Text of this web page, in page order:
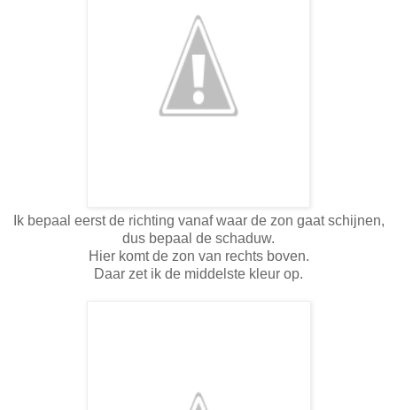
Ik bepaal eerst de richting vanaf waar de zon gaat schijnen,
dus bepaal de schaduw.
Hier komt de zon van rechts boven.
Daar zet ik de middelste kleur op.